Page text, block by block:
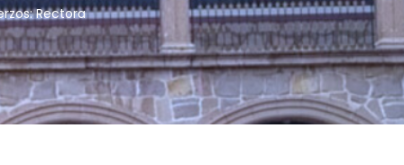
Rectora